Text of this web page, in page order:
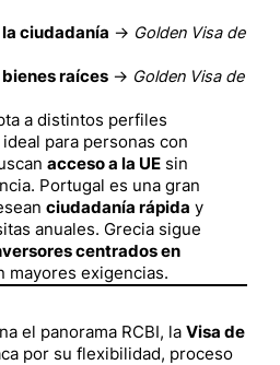
ciudadanía → Golden Visa de
raíces → Golden Visa de
a distintos perfiles
ideal para personas con
acceso a la UE sin
Portugal es una gran
ciudadanía rápida y
anuales. Grecia sigue
centrados en
mayores exigencias.
el panorama RCBI, la Visa de
por su flexibilidad, proceso